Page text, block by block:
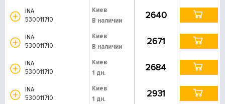
INA
530011710
Киев
В наличии
2640
INA
530011710
Киев
В наличии
2671
INA
530011710
Киев
1 дн.
2684
INA
530011710
Киев
1 дн.
2931